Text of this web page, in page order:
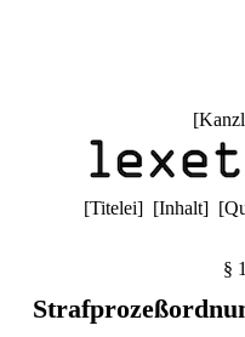
[
[Titelei] [Inhalt] [
§